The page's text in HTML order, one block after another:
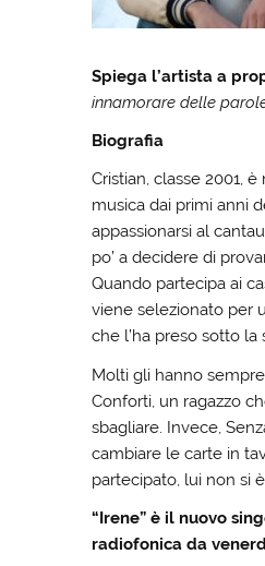
Spiega l’artista a
innamorare delle
Biografia
Cristian, classe 2001,
musica dai primi anni
appassionarsi al
po’ a decidere di
Quando partecipa ai
viene selezionato per
che l’ha preso sotto
Molti gli hanno sempre
Conforti, un ragazzo
sbagliare. Invece,
cambiare le carte in
partecipato, lui non si
“Irene” è il nuovo
radiofonica da